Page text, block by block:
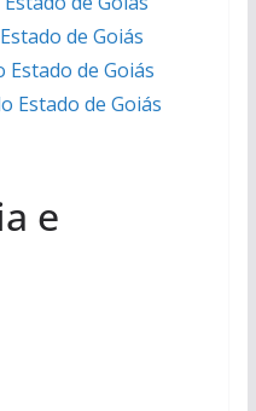
de Goiás
de Goiás
Estado de Goiás
e